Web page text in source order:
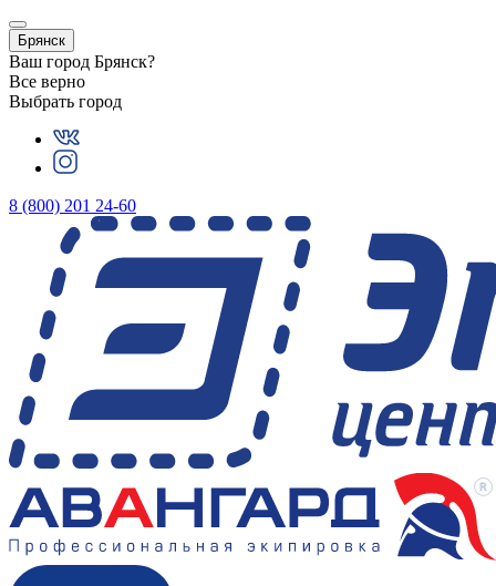
Брянск
Ваш город Брянск?
Все верно
Выбрать город
8 (800) 201 24-60